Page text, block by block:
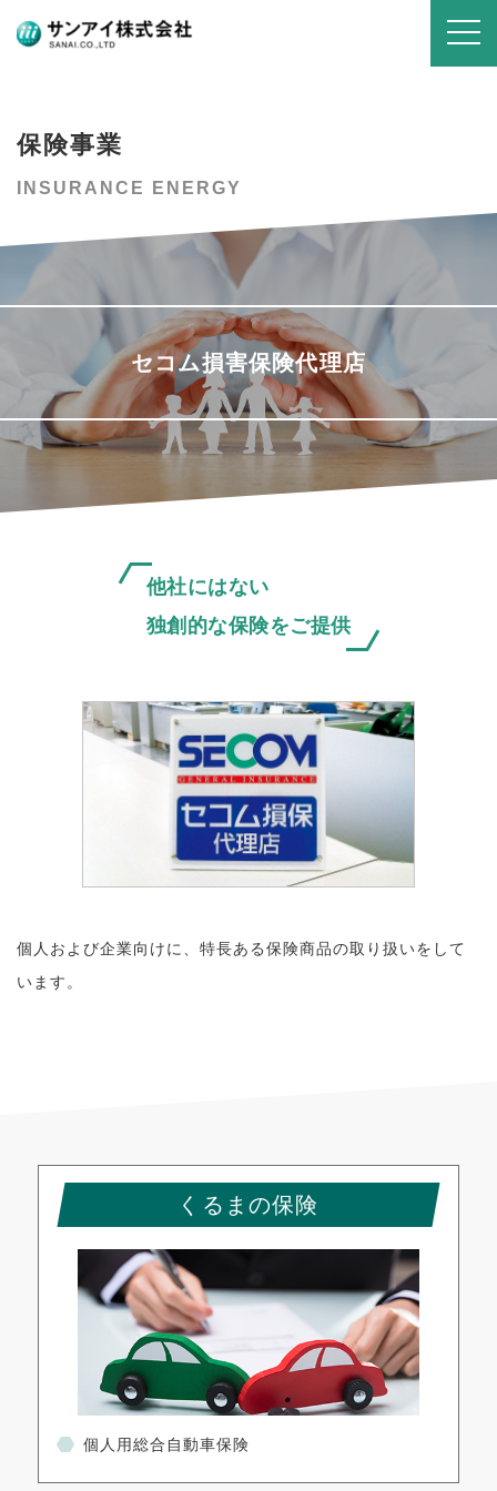
保険事業
INSURANCE ENERGY
セコム損害保険代理店
他社にはない
独創的な保険をご提供
個人および企業向けに、特長ある保険商品の取り扱いをして
います。
くるまの保険
個人用総合自動車保険